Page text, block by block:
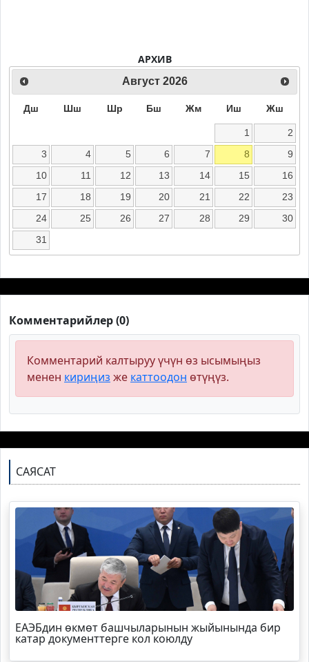
АРХИВ
Август 2026
Дш Шш Шр Бш Жм Иш Жш
1
2
3
4 5 6 7 8
9
10
11 12 13 14 15
16
17
18 19 20 21 22
23
24
25 26 27 28 29
30
31
Комментарийлер (0)
Комментарий калтыруу үчүн өз ысымыңыз
менен кириңиз же каттоодон өтүңүз.
САЯСАТ
ЕАЭБдин өкмөт башчыларынын жыйынында бир
катар документтерге кол коюлду